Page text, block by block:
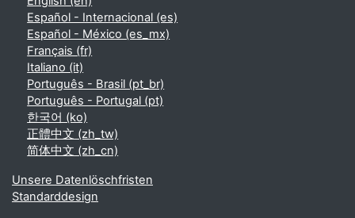
Español - Internacional ‎(es)‎
Español - México ‎(es_mx)‎
Français ‎(fr)‎
Italiano ‎(it)‎
Português - Brasil ‎(pt_br)‎
Português - Portugal ‎(pt)‎
한국어 ‎(ko)‎
正體中文 ‎(zh_tw)‎
简体中文 ‎(zh_cn)‎
Unsere Datenlöschfristen
Standarddesign